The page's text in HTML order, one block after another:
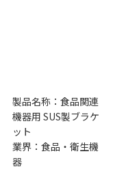
製品名称：食品関連
機器用 SUS製ブラケ
ット
業界：食品・衛生機
器